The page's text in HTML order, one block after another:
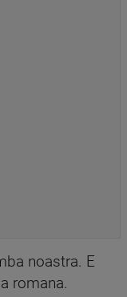
noastra. E
romana.